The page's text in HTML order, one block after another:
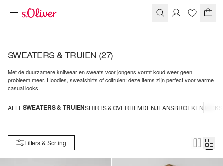
SWEATERS & TRUIEN (27)
Met de duurzamere knitwear en sweats voor jongens vormt koud weer geen
probleem meer. Hoodies, sweatshirts of coltruien: deze items zijn perfect voor warme
casual looks.
ALLESWEATERS & TRUIENSHIRTS & OVERHEMDENJEANSBROEKEN
Filters & Sorting